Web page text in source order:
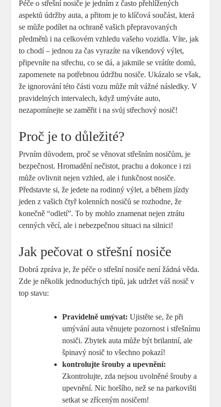
Péče o střešní nosiče je jedním z často přehlížených
aspektů údržby auta, a přitom je to klíčová součást, která
se může podílet na ochraně vašich přepravovaných
předmětů i na celkovém vzhledu vašeho vozidla. Víte, jak
to chodí – jednou za čas vyrazíte na víkendový výlet,
připevníte na střechu, co se dá, a jakmile se vrátíte domů,
zapomenete na potřebnou údržbu nosiče. Ukázalo se však,
že ignorování této části vozu může mít vážné následky. V
pravidelných intervalech, když umýváte auto,
nezapomínejte se zaměřit i na svůj střechový nosič!
Proč je to důležité?
Prvním důvodem, proč se věnovat střešním nosičům, je
bezpečnost. Hromadění nečistot, prachu a dokonce i rzi
může ovlivnit nejen vzhled, ale i funkčnost nosiče.
Představte si, že jedete na rodinný výlet, a během jízdy
jeden z vašich čtyř kolenních nosičů se rozhodne, že
konečně “odletí”. To by mohlo znamenat nejen ztrátu
cenných věcí, ale i nebezpečnou situaci na silnici!
Jak pečovat o střešní nosiče
Dobrá zpráva je, že péče o střešní nosiče není žádná věda.
Zde je několik jednoduchých tipů, jak udržet váš nosič v
top stavu:
Pravidelně umývat: Ujistěte se, že při
umývání auta věnujete pozornost i střešnímu
nosiči. Zbytek auta může být brilantní, ale
špinavý nosič to všechno pokazí!
kontrolujte šrouby a upevnění:
Zkontrolujte, zda nejsou uvolněné šrouby a
upevnění. Nic horšího, než se na parkovišti
setkat se zříceným nosičem!